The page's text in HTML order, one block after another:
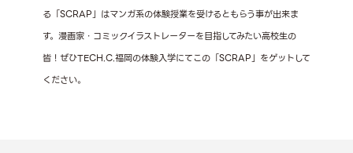
る「SCRAP」はマンガ系の体験授業を受けるともらう事が出来ま
す。漫画家・コミックイラストレーターを目指してみたい高校生の
皆！ぜひTECH.C.福岡の体験入学にてこの「SCRAP」をゲットして
ください。